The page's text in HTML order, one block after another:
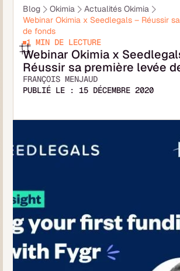
Blog Okimia
Actualités Okimia
Webinar Okimia x Seedlegals – Réussir
de fonds
1 MIN DE LECTURE
Webinar Okimia x
Réussir sa première levée
FRANÇOIS MENJAUD
PUBLIÉ LE :15 DÉCEMBRE 2020